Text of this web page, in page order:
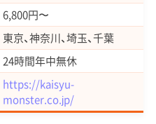
6,800円〜
東京、神奈川、埼玉、千葉
24時間年中無休
https://kaisyu-
monster.co.jp/